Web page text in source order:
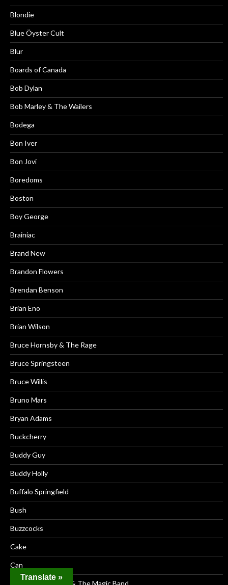
Blondie
Blue Öyster Cult
Blur
Boards of Canada
Bob Dylan
Bob Marley & The Wailers
Bodega
Bon Iver
Bon Jovi
Boredoms
Boston
Boy George
Brainiac
Brand New
Brandon Flowers
Brendan Benson
Brian Eno
Brian Wilson
Bruce Hornsby & The Rage
Bruce Springsteen
Bruce Willis
Bruno Mars
Bryan Adams
Buckcherry
Buddy Guy
Buddy Holly
Buffalo Springfield
Bush
Buzzcocks
Cake
Can
Captain Beefheart & The Magic Band
Translate »